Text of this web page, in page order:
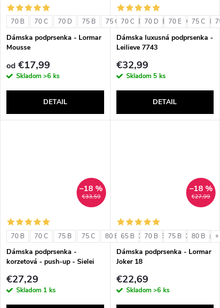
70 B 70 C 70 D 75 B 75 C 75 D 80 B 80 C 80 D
Dámska podprsenka - Lormar
Mousse
od €17,99
Skladom >6 ks
DETAIL
70 C 70 D 70 E 75 C
Dámska luxusná podprsenka -
Leilieve 7743
€32,99
Skladom 5 ks
DETAIL
€33,59
–18 %
70 B 70 C 75 B 75 C 80 B 80 C 85 B 85 C +
Dámska podprsenka -
korzetová - push-up - Sielei
€27,29
Skladom 1 ks
€27,99
–18 %
65 B 70 B 75 B 80 B
Dámska podprsenka - Lormar
Joker 18
€22,69
Skladom >6 ks